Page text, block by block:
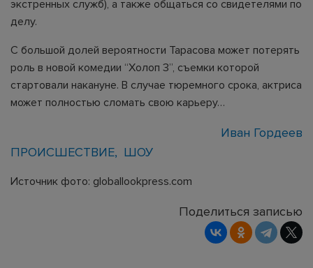
экстренных служб), а также общаться со свидетелями по
делу.
С большой долей вероятности Тарасова может потерять
роль в новой комедии “Холоп 3”, съемки которой
стартовали накануне. В случае тюремного срока, актриса
может полностью сломать свою карьеру…
Иван Гордеев
ПРОИСШЕСТВИЕ
ШОУ
Источник фото: globallookpress.com
Поделиться записью